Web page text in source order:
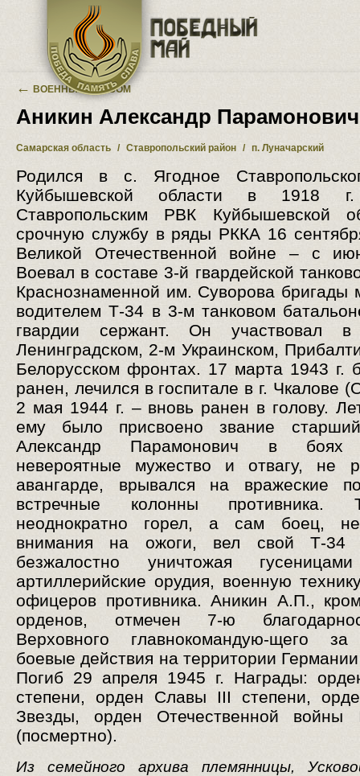
Перейти к основному содержанию
← ВОЕННЫЙ АЛЬБОМ
Аникин Александр Парамонович
Самарская область / Ставропольский район / п. Луначарский
Родился в с. Ягодное
Куйбышевской области в 1918 г.
Ставропольским РВК Куйбышевской
срочную службу в ряды РККА 16
Великой Отечественной войне – с
Воевал в составе 3-й гвардейской
Краснознаменной им. Суворова бригады
водителем Т-34 в 3-м танковом
гвардии сержант. Он участвовал
Ленинградском, 2-м Украинском,
Белорусском фронтах. 17 марта 1943 г.
ранен, лечился в госпитале в г. Чкалове
2 мая 1944 г. – вновь ранен в голову.
ему было присвоено звание
Александр Парамонович в боях
невероятные мужество и отвагу, не
авангарде, врывался на вражеские
встречные колонны противника.
неоднократно горел, а сам боец,
внимания на ожоги, вел свой Т-34
безжалостно уничтожая
артиллерийские орудия, военную
офицеров противника. Аникин А.П.,
орденов, отмечен 7-ю
Верховного главнокомандую-щего
боевые действия на территории
Погиб 29 апреля 1945 г. Награды:
степени, орден Славы III степени,
Звезды, орден Отечественной войны
(посмертно).
Из семейного архива племянницы,